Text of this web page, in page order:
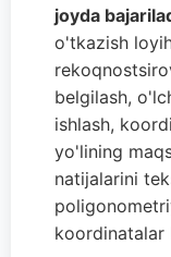
joyda
o'tkazish
belgilash,
ishlash,
yo'lining
natijalarini